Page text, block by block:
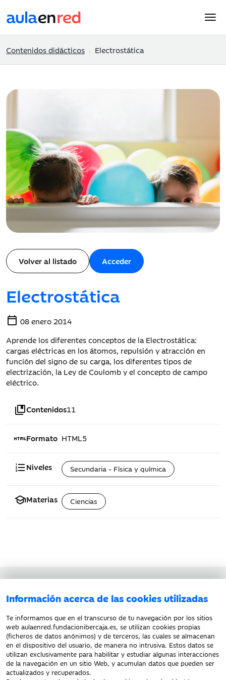
Información acerca de las cookies utilizadas
Te informamos que en el transcurso de tu navegación por los sitios
web aulaenred.fundacionibercaja.es, se utilizan cookies propias
(ficheros de datos anónimos) y de terceros, las cuales se almacenan
en el dispositivo del usuario, de manera no intrusiva. Estos datos se
utilizan exclusivamente para habilitar y estudiar algunas interacciones
de la navegación en un sitio Web, y acumulan datos que pueden ser
actualizados y recuperados.
Contenidos didácticos Electrostática
Volver al listado Acceder
Electrostática
calendar_today 08 enero 2014
Aprende los diferentes conceptos de la Electrostática:
cargas eléctricas en los átomos, repulsión y atracción en
función del signo de su carga, los diferentes tipos de
electrización, la Ley de Coulomb y el concepto de campo
eléctrico.
collections_bookmarkContenidos11
htmlFormato HTML5
format_list_numberedNiveles Secundaria - Física y química
schoolMaterias Ciencias
Política de privacidad
Política de cookies